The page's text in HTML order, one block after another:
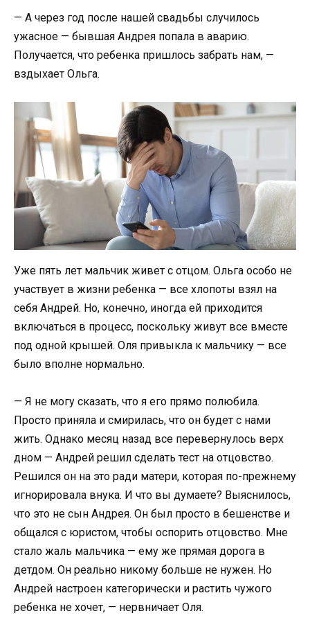
— А через год после нашей свадьбы случилось
ужасное — бывшая Андрея попала в аварию.
Получается, что ребенка пришлось забрать нам, —
вздыхает Ольга.
Уже пять лет мальчик живет с отцом. Ольга особо не
участвует в жизни ребенка — все хлопоты взял на
себя Андрей. Но, конечно, иногда ей приходится
включаться в процесс, поскольку живут все вместе
под одной крышей. Оля привыкла к мальчику — все
было вполне нормально.
— Я не могу сказать, что я его прямо полюбила.
Просто приняла и смирилась, что он будет с нами
жить. Однако месяц назад все перевернулось верх
дном — Андрей решил сделать тест на отцовство.
Решился он на это ради матери, которая по-прежнему
игнорировала внука. И что вы думаете? Выяснилось,
что это не сын Андрея. Он был просто в бешенстве и
общался с юристом, чтобы оспорить отцовство. Мне
стало жаль мальчика — ему же прямая дорога в
детдом. Он реально никому больше не нужен. Но
Андрей настроен категорически и растить чужого
ребенка не хочет, — нервничает Оля.